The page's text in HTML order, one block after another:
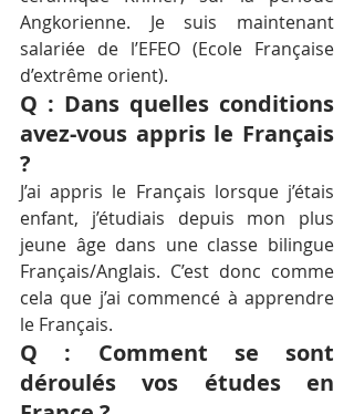
Angkorienne. Je suis maintenant
salariée de l’EFEO (Ecole Française
d’extrême orient).
Q : Dans quelles conditions
avez-vous appris le Français
?
J’ai appris le Français lorsque j’étais
enfant, j’étudiais depuis mon plus
jeune âge dans une classe bilingue
Français/Anglais. C’est donc comme
cela que j’ai commencé à apprendre
le Français.
Q : Comment se sont
déroulés vos études en